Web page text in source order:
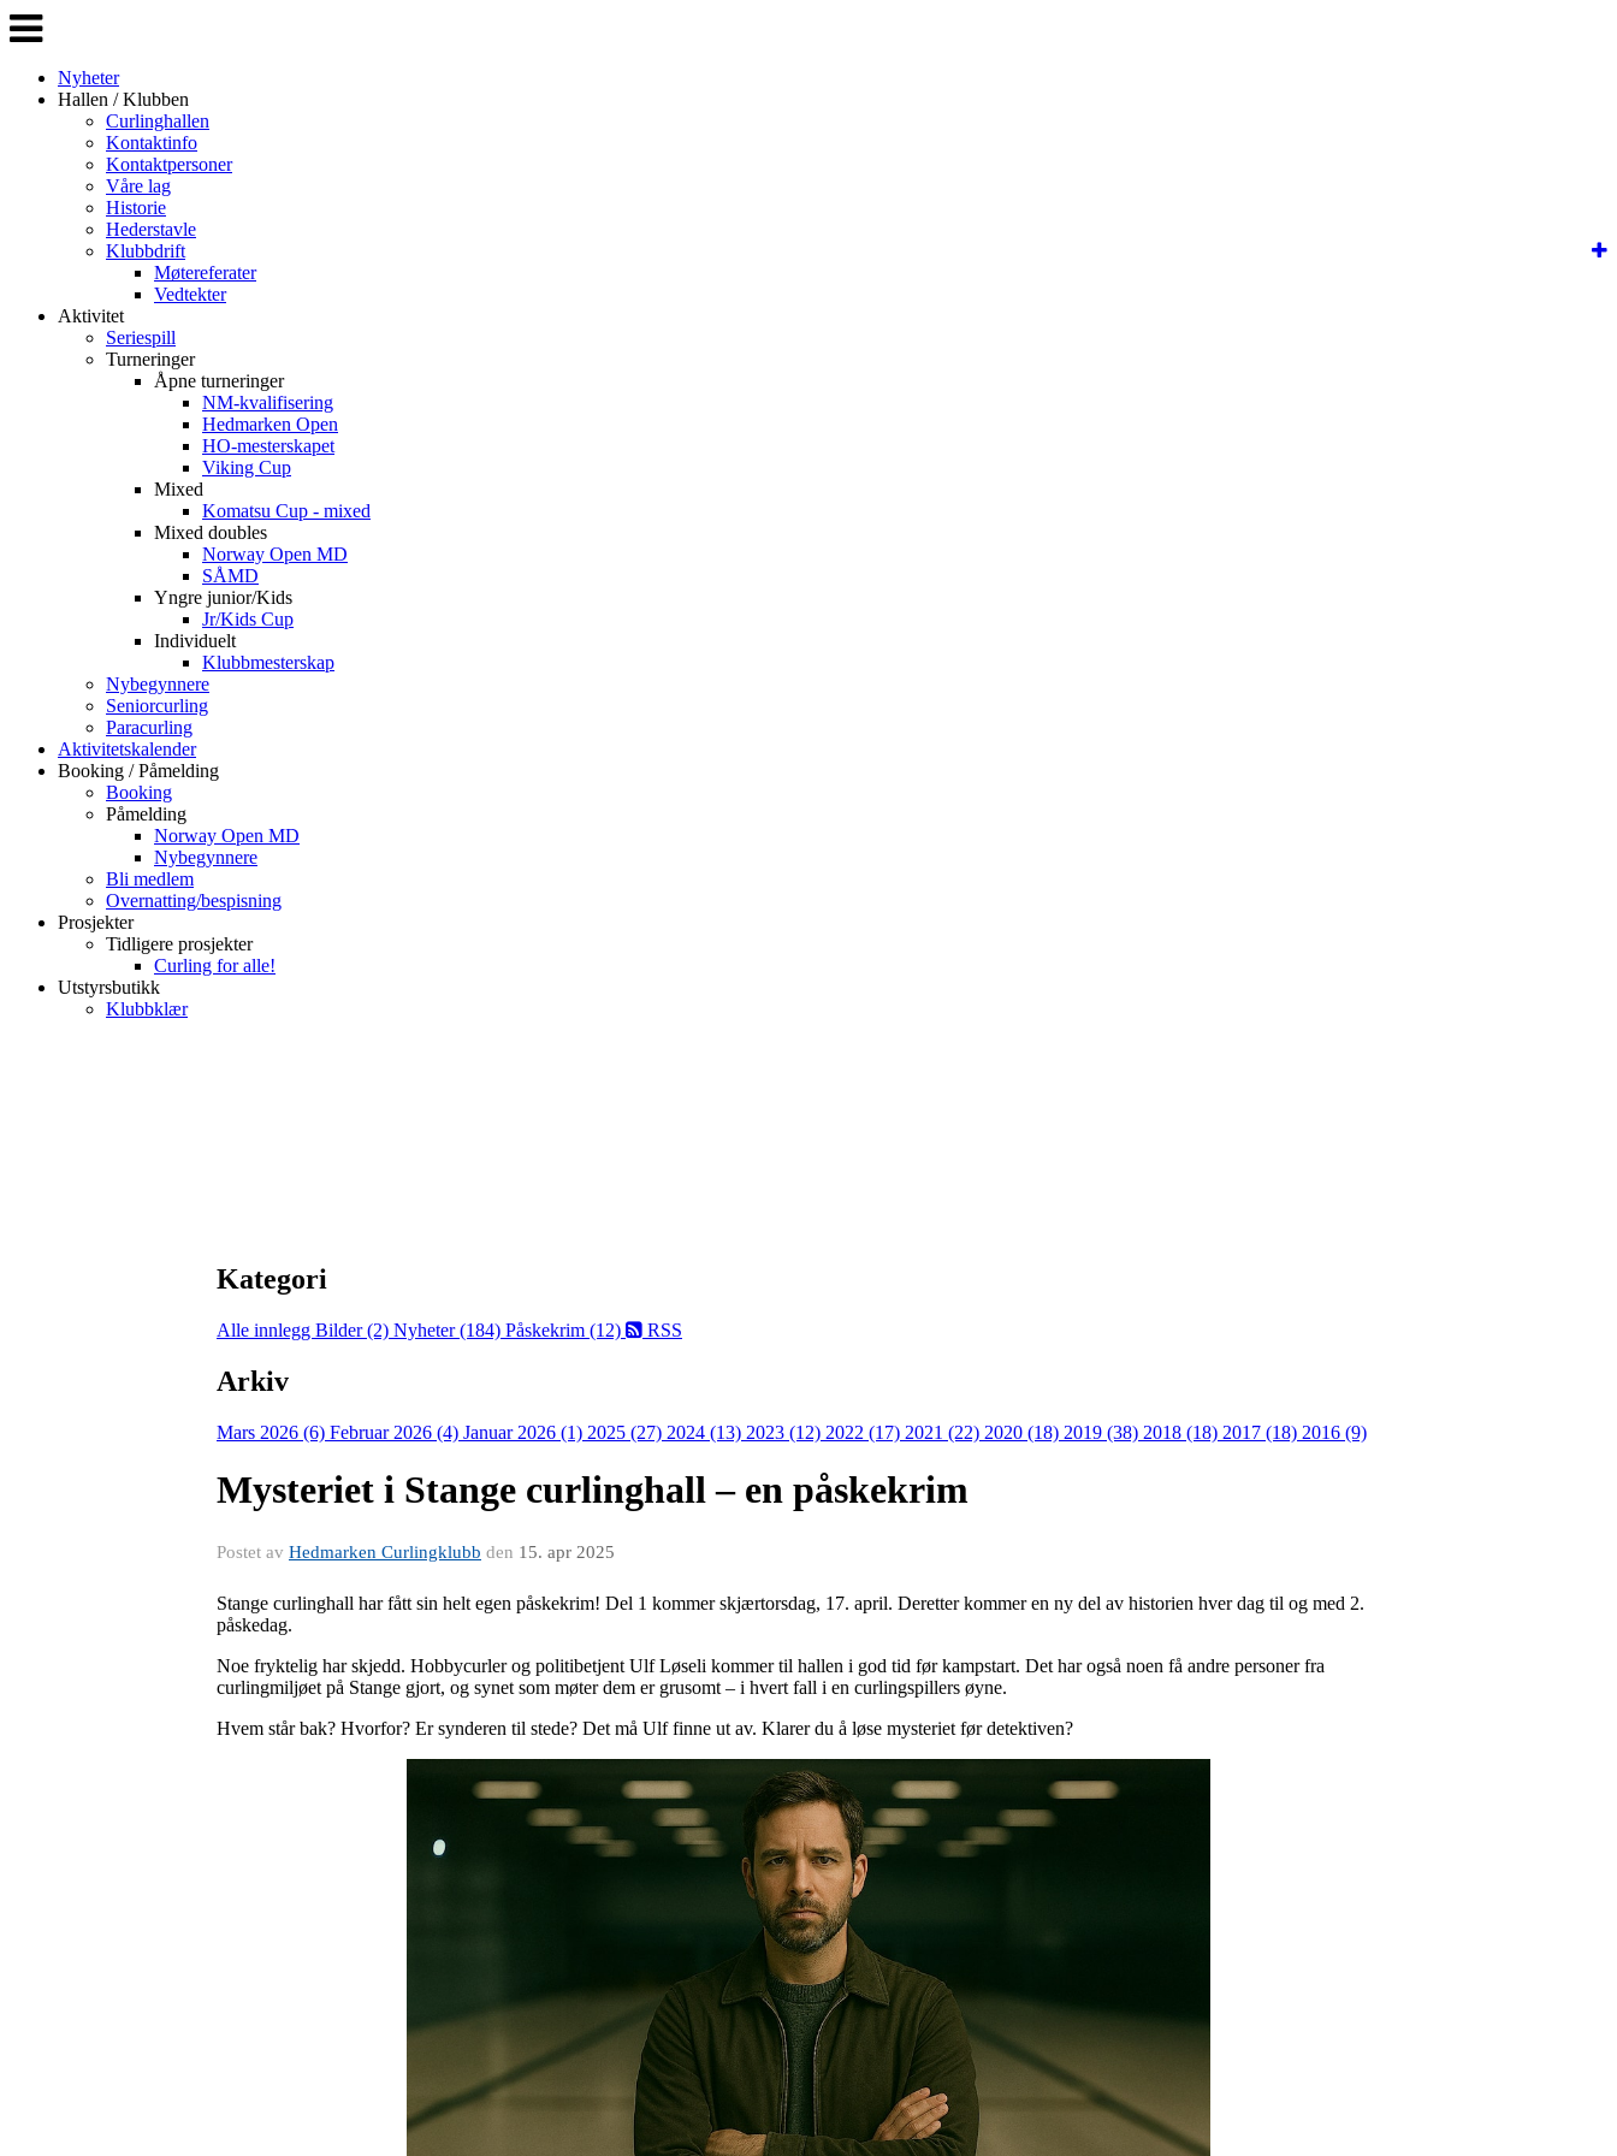
Veksle
navigasjon
Nyheter
Hallen / Klubben
Curlinghallen
Kontaktinfo
Kontaktpersoner
Våre lag
Historie
Hederstavle
Klubbdrift
Møtereferater
Vedtekter
Aktivitet
Seriespill
Turneringer
Åpne turneringer
NM-kvalifisering
Hedmarken Open
HO-mesterskapet
Viking Cup
Mixed
Komatsu Cup - mixed
Mixed doubles
Norway Open MD
SÅMD
Yngre junior/Kids
Jr/Kids Cup
Individuelt
Klubbmesterskap
Nybegynnere
Seniorcurling
Paracurling
Aktivitetskalender
Booking / Påmelding
Booking
Påmelding
Norway Open MD
Nybegynnere
Bli medlem
Overnatting/bespisning
Prosjekter
Tidligere prosjekter
Curling for alle!
Utstyrsbutikk
Klubbklær
Kategori
Alle innlegg Bilder (2) Nyheter (184) Påskekrim (12) RSS
Arkiv
Mars 2026 (6) Februar 2026 (4) Januar 2026 (1) 2025 (27) 2024 (13) 2023 (12) 2022 (17) 2021 (22) 2020 (18) 2019 (38) 2018 (18) 2017 (18) 2016 (9)
Mysteriet i Stange curlinghall – en påskekrim
Postet av Hedmarken Curlingklubb den 15. apr 2025
Stange curlinghall har fått sin helt egen påskekrim! Del 1 kommer skjærtorsdag, 17. april. Deretter kommer en ny del av historien hver dag til og med 2.
påskedag.
Noe fryktelig har skjedd. Hobbycurler og politibetjent Ulf Løseli kommer til hallen i god tid før kampstart. Det har også noen få andre personer fra
curlingmiljøet på Stange gjort, og synet som møter dem er grusomt – i hvert fall i en curlingspillers øyne.
Hvem står bak? Hvorfor? Er synderen til stede? Det må Ulf finne ut av. Klarer du å løse mysteriet før detektiven?